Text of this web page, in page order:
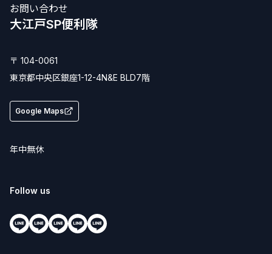
お問い合わせ
大江戸SP便利隊
〒 104-0061
東京都中央区銀座1-12-4N&E BLD7階
Google Maps
年中無休
Follow us